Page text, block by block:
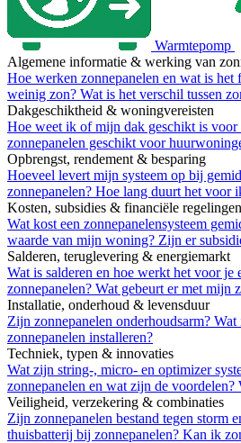
Warmtepomp
Algemene informatie & werking van
Hoe werken zonnepanelen en wat is het
weinig zon? Wat is het verschil tussen
Dakgeschiktheid & woningvereisten
Hoe weet ik of mijn dak geschikt is voor
zonnepanelen geschikt voor
Opbrengst, rendement & besparing
Hoeveel levert mijn systeem op bij
zonnepanelen? Hoe lang duurt het voor
Kosten, subsidies & financiële regelingen
Wat kost een zonnepanelensysteem
waarde van mijn woning? Zijn er
Salderen, teruglevering & energiemarkt
Wat is salderen en hoe werkt het voor je
zonnepanelen? Wat gebeurt er met mijn
Installatie, onderhoud & levensduur
Zijn zonnepanelen onderhoudsarm? Wat
zonnepanelen installeren?
Techniek, typen & innovaties
Wat zijn string-, micro- en optimizer
zonnepanelen en wat zijn de voordelen?
Veiligheid, verzekering & combinaties
Zijn zonnepanelen bestand tegen storm
thuisbatterij bij zonnepanelen? Kan ik